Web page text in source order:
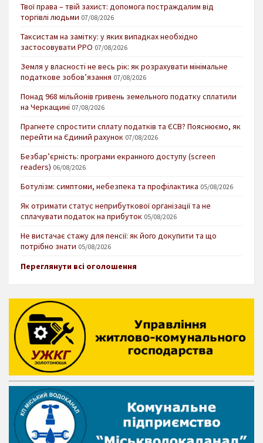
Твої права – твій захист: допомога постраждалим від
торгівлі людьми 07/08/2026
Таксистам на замітку: у яких випадках необхідно
застосовувати РРО 07/08/2026
Земля у власності не весь рік: як розрахувати мінімальне
податкове зобов’язання 07/08/2026
Понад 968 мільйонів гривень земельного податку сплатили
на Черкащині 07/08/2026
Прагнете спростити сплату податків та ЄСВ? Пояснюємо, як
перейти на Єдиний рахунок 07/08/2026
Безбар’єрність: програми екранного доступу (screen
readers) 06/08/2026
Ботулізм: симптоми, небезпека та профілактика 05/08/2026
Як отримати статус неприбуткової організації та не
сплачувати податок на прибуток 05/08/2026
Не вистачає стажу для пенсії: як його докупити та що
потрібно знати 05/08/2026
Переглянути всі оголошення